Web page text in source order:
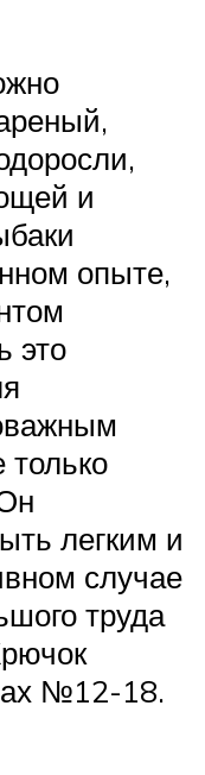
и
опыте,
это
легким и
случае
труда
№12-18.